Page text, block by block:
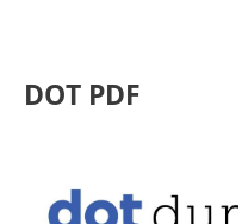
DOT PDF